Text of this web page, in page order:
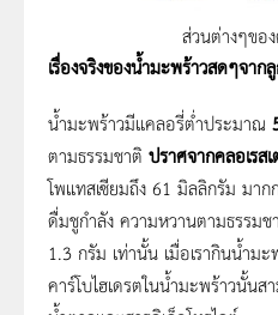
ส่วนต่างๆขอ
เรื่องจริงของน้ำมะพร้าวสดๆจาก
น้ำมะพร้าวมีแคลอรี่ต่ำประมาณ
ตามธรรมชาติ ปราศจากคลอเรส
โพแทสเซียมถึง 61 มิลลิกรัม มา
ดื่มชูกำลัง ความหวานตามธรรม
1.3 กรัม เท่านั้น เมื่อเรากินน้ำม
คาร์โบไฮเดรตในน้ำมะพร้าวนั้นส